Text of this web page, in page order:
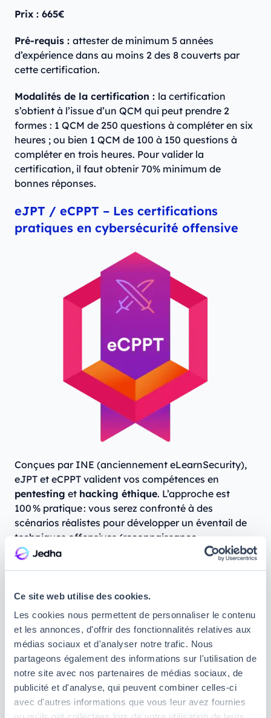
Ce site web utilise des cookies.
Les cookies nous permettent de personnaliser le contenu
et les annonces, d'offrir des fonctionnalités relatives aux
médias sociaux et d'analyser notre trafic. Nous
partageons également des informations sur l'utilisation de
notre site avec nos partenaires de médias sociaux, de
publicité et d'analyse, qui peuvent combiner celles-ci
avec d'autres informations que vous leur avez fournies
Prix : 665€
Pré-requis : attester de minimum 5 années
d’expérience dans au moins 2 des 8 couverts par
cette certification.
Modalités de la certification : la certification
s’obtient à l’issue d’un QCM qui peut prendre 2
formes : 1 QCM de 250 questions à compléter en six
heures ; ou bien 1 QCM de 100 à 150 questions à
compléter en trois heures. Pour valider la
certification, il faut obtenir 70% minimum de
bonnes réponses.
eJPT / eCPPT – Les certifications
pratiques en cybersécurité offensive
Conçues par INE (anciennement eLearnSecurity),
eJPT et eCPPT valident vos compétences en
pentesting et hacking éthique. L’approche est
100 % pratique : vous serez confronté à des
scénarios réalistes pour développer un éventail de
techniques offensives (reconnaissance,
exploitation, post-exploitation). Moins chères que
offensive.
Quelle différence entre eJPT et eCPPT ?
eJPT (Junior Penetration Tester): certificat
d’entrée de gamme destiné auxdébutants en
pentest . Il valide la capacité à identifier et
exploiter des vulnérabilités de base sur des
réseaux et applications web.